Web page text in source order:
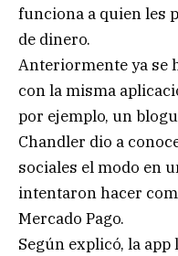
funciona a quien les
de dinero.
Anteriormente ya se
con la misma
por ejemplo, un
Chandler dio a
sociales el modo en
intentaron hacer
Mercado Pago.
Según explicó, la